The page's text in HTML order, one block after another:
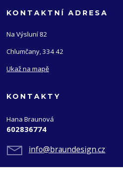
KONTAKTNÍ ADRESA
Na Výsluní 82
Chlumčany, 334 42
Ukaž na mapě
KONTAKTY
Hana Braunová
602836774
info@braundesign.cz